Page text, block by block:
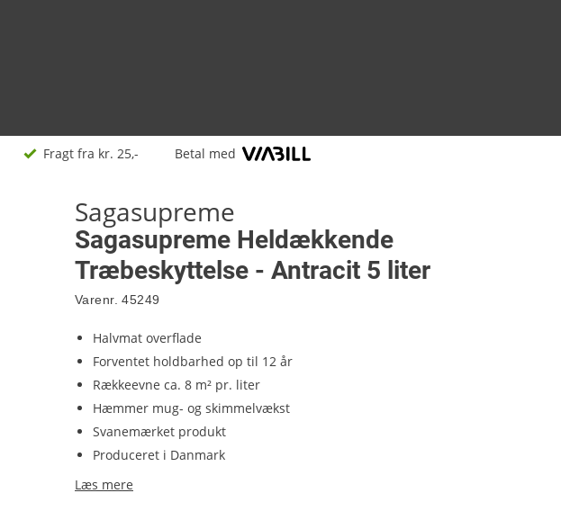
Fragt fra kr. 25,- Betal med
Sagasupreme
Sagasupreme Heldækkende
Træbeskyttelse - Antracit 5 liter
Varenr. 45249
Halvmat overflade
Forventet holdbarhed op til 12 år
Rækkeevne ca. 8 m² pr. liter
Hæmmer mug- og skimmelvækst
Svanemærket produkt
Produceret i Danmark
Læs mere